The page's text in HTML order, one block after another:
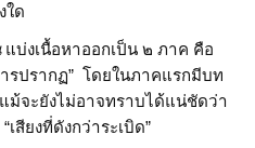
ใด
แบ่งเนื้อหาออกเป็น ๒ ภาค คือ
รปรากฏ” โดยในภาคแรกมีบท
ม้จะยังไม่อาจทราบได้แน่ชัดว่า
สียงที่ดังกว่าระเบิด”